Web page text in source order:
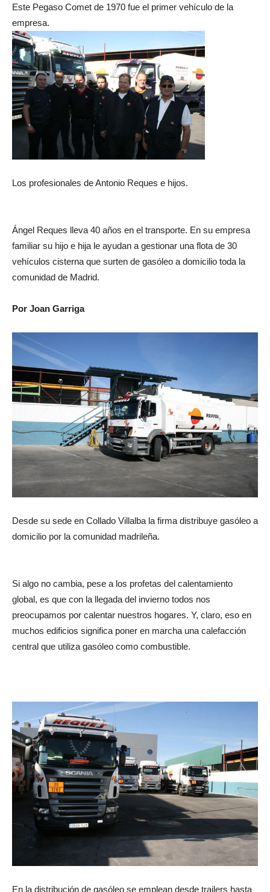
Este Pegaso Comet de 1970 fue el primer vehículo de la
empresa.
Los profesionales de Antonio Reques e hijos.
Ángel Reques lleva 40 años en el transporte. En su empresa
familiar su hijo e hija le ayudan a gestionar una flota de 30
vehículos cisterna que surten de gasóleo a domicilio toda la
comunidad de Madrid.
Por Joan Garriga
Desde su sede en Collado Villalba la firma distribuye gasóleo a
domicilio por la comunidad madrileña.
Si algo no cambia, pese a los profetas del calentamiento
global, es que con la llegada del invierno todos nos
preocupamos por calentar nuestros hogares. Y, claro, eso en
muchos edificios significa poner en marcha una calefacción
central que utiliza gasóleo como combustible.
En la distribución de gasóleo se emplean desde trailers hasta